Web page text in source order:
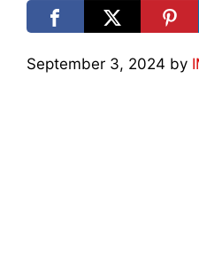
September 3, 2024 by